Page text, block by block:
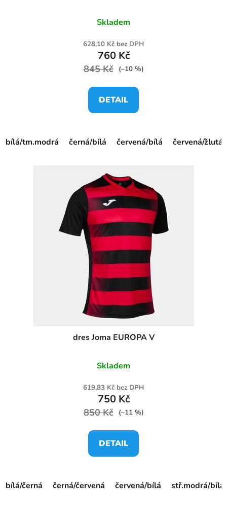
Skladem
628,10 Kč bez DPH
760 Kč
845 Kč (–10 %)
DETAIL
bílá/tm.modrá černá/bílá červená/bílá červená/žlutá
dres Joma EUROPA V
Skladem
619,83 Kč bez DPH
750 Kč
850 Kč (–11 %)
DETAIL
bílá/černá černá/červená červená/bílá stř.modrá/bílá